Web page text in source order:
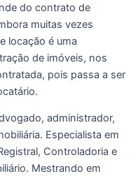
do contrato de
muitas vezes
locação é uma
de imóveis, nos
pois passa a ser
administrador,
Especialista em
Controladoria e
Mestrando em